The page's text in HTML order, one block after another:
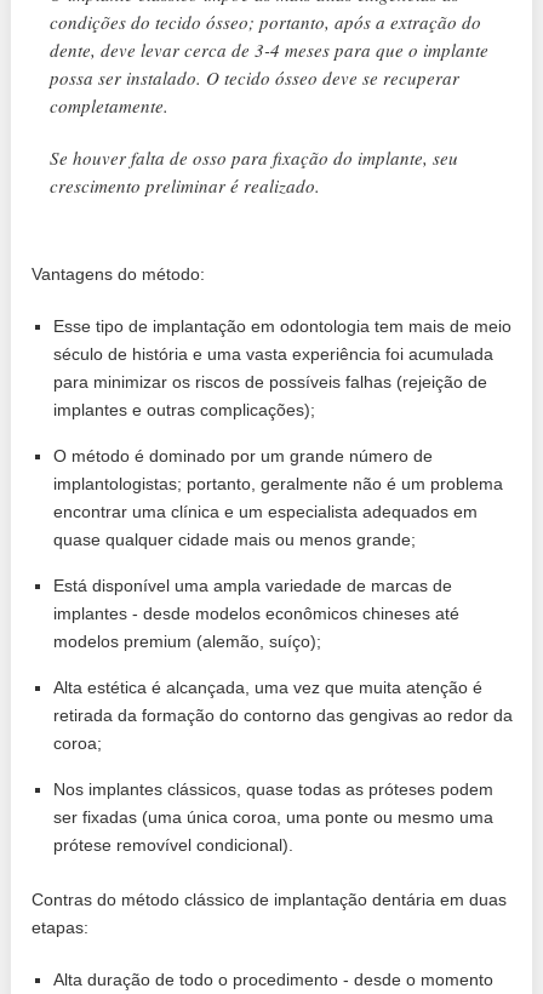
condições do tecido ósseo; portanto, após a extração do
dente, deve levar cerca de 3-4 meses para que o implante
possa ser instalado. O tecido ósseo deve se recuperar
completamente.
Se houver falta de osso para fixação do implante, seu
crescimento preliminar é realizado.
Vantagens do método:
Esse tipo de implantação em odontologia tem mais de meio
século de história e uma vasta experiência foi acumulada
para minimizar os riscos de possíveis falhas (rejeição de
implantes e outras complicações);
O método é dominado por um grande número de
implantologistas; portanto, geralmente não é um problema
encontrar uma clínica e um especialista adequados em
quase qualquer cidade mais ou menos grande;
Está disponível uma ampla variedade de marcas de
implantes - desde modelos econômicos chineses até
modelos premium (alemão, suíço);
Alta estética é alcançada, uma vez que muita atenção é
retirada da formação do contorno das gengivas ao redor da
coroa;
Nos implantes clássicos, quase todas as próteses podem
ser fixadas (uma única coroa, uma ponte ou mesmo uma
prótese removível condicional).
Contras do método clássico de implantação dentária em duas
etapas:
Alta duração de todo o procedimento - desde o momento